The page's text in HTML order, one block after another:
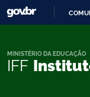
IFF
MINISTÉRIO DA EDUCAÇÃO